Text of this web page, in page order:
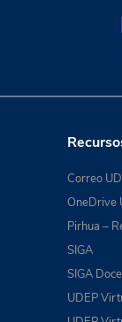
Correo
OneDrive
Pirhua –
SIGA
SIGA
UDEP